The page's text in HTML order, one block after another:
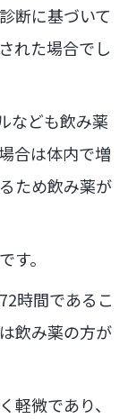
断に基づいて
れた場合でし
なども飲み薬
合は体内で増
ため飲み薬が
す。
時間であるこ
飲み薬の方が
微であり、